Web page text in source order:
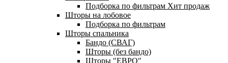
Подборка по фильтрам Хит продаж
Шторы на лобовое
Подборка по фильтрам
Шторы спальника
Бандо (СВАГ)
Шторы (без бандо)
Шторы "ЕВРО"